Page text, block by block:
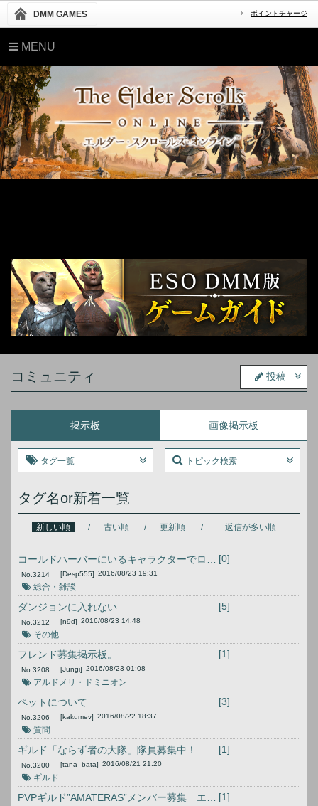
DMM GAMES ポイントチャージ
MENU
コミュニティ 投稿
掲示板 画像掲示板
タグ一覧 トピック検索
タグ名or新着一覧
新しい順 古い順 更新順 返信が多い順
No. 3214
[0]
[Desp555] 2016/08/23 19:31
総合・雑談
No. 3212
ダンジョンに入れない [5]
[n9d] 2016/08/23 14:48
その他
No. 3208
フレンド募集掲示板。 [1]
[Jungi] 2016/08/23 01:08
アルドメリ・ドミニオン
No. 3206
ペットについて [3]
[kakumev] 2016/08/22 18:37
質問
No. 3200
ギルド「ならず者の大隊」隊員募集中！ [1]
[tana_bata] 2016/08/21 21:20
ギルド
[1]